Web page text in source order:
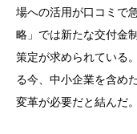
場への活用が口コミで
略」では新たな交付金
策定が求められている
る今、中小企業を含め
変革が必要だと結んだ。